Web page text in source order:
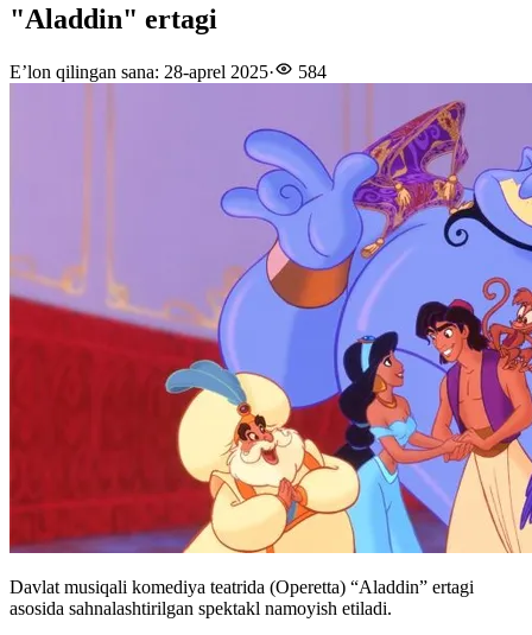
"Aladdin" ertagi
E’lon qilingan sana: 28-aprel 2025· 584
Davlat musiqali komediya teatrida (Operetta) “Aladdin” ertagi
asosida sahnalashtirilgan spektakl namoyish etiladi.